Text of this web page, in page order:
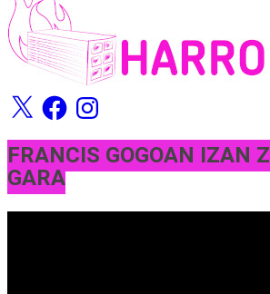
X FacebookInstagram
FRANCIS GOGOAN IZAN
GARA